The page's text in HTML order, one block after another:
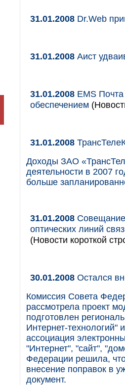
31.01.2008 Dr.Web
31.01.2008 Аист
31.01.2008 EMS
обеспечением
31.01.2008
Доходы ЗАО
деятельности в 2007
больше
31.01.2008 Совещание
оптических линий
(Новости короткой
30.01.2008 Остался
Комиссия Совета
рассмотрела проект
подготовлен
Интернет-технологий"
ассоциация
"Интернет", "сайт",
Федерации решила,
внесение поправок в
документ.